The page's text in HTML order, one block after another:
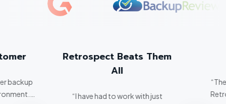
backup
Retrospect Beats Them
All
“I have had to work with just